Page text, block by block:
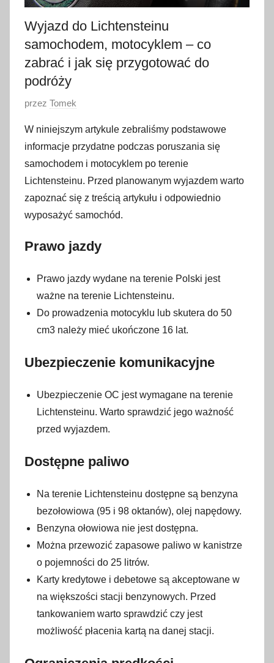
Wyjazd do Lichtensteinu
samochodem, motocyklem – co
zabrać i jak się przygotować do
podróży
O
u
b
l
i
k
o
a
o
9
y
0
przez Tomek
W niniejszym artykule zebraliśmy podstawowe
informacje przydatne podczas poruszania się
samochodem i motocyklem po terenie
Lichtensteinu. Przed planowanym wyjazdem warto
zapoznać się z treścią artykułu i odpowiednio
wyposażyć samochód.
Prawo jazdy
Prawo jazdy wydane na terenie Polski jest
ważne na terenie Lichtensteinu.
Do prowadzenia motocyklu lub skutera do 50
cm3 należy mieć ukończone 16 lat.
Ubezpieczenie komunikacyjne
Ubezpieczenie OC jest wymagane na terenie
Lichtensteinu. Warto sprawdzić jego ważność
przed wyjazdem.
Dostępne paliwo
Na terenie Lichtensteinu dostępne są benzyna
bezołowiowa (95 i 98 oktanów), olej napędowy.
Benzyna ołowiowa nie jest dostępna.
Można przewozić zapasowe paliwo w kanistrze
o pojemności do 25 litrów.
Karty kredytowe i debetowe są akceptowane w
na większości stacji benzynowych. Przed
tankowaniem warto sprawdzić czy jest
możliwość płacenia kartą na danej stacji.